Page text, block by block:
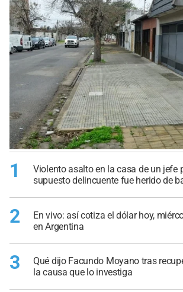
1
Violento asalto en la casa de un jefe
supuesto delincuente fue herido de
2
En vivo: así cotiza el dólar hoy,
en Argentina
3
Qué dijo Facundo Moyano tras
la causa que lo investiga